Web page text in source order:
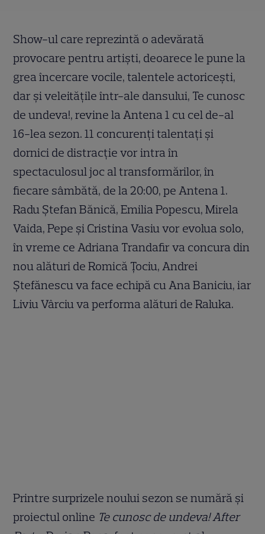
Show-ul care reprezintă o adevărată
provocare pentru artişti, deoarece le pune la
grea încercare vocile, talentele actoriceşti,
dar şi veleităţile într-ale dansului, Te cunosc
de undeva!, revine la Antena 1 cu cel de-al
16-lea sezon. 11 concurenți talentați și
dornici de distracţie vor intra în
spectaculosul joc al transformărilor, în
fiecare sâmbătă, de la 20:00, pe Antena 1.
Radu Ştefan Bănică, Emilia Popescu, Mirela
Vaida, Pepe şi Cristina Vasiu vor evolua solo,
în vreme ce Adriana Trandafir va concura din
nou alături de Romică Ţociu, Andrei
Ştefănescu va face echipă cu Ana Baniciu, iar
Liviu Vârciu va performa alături de Raluka.
Printre surprizele noului sezon se numără şi
proiectul online Te cunosc de undeva! After